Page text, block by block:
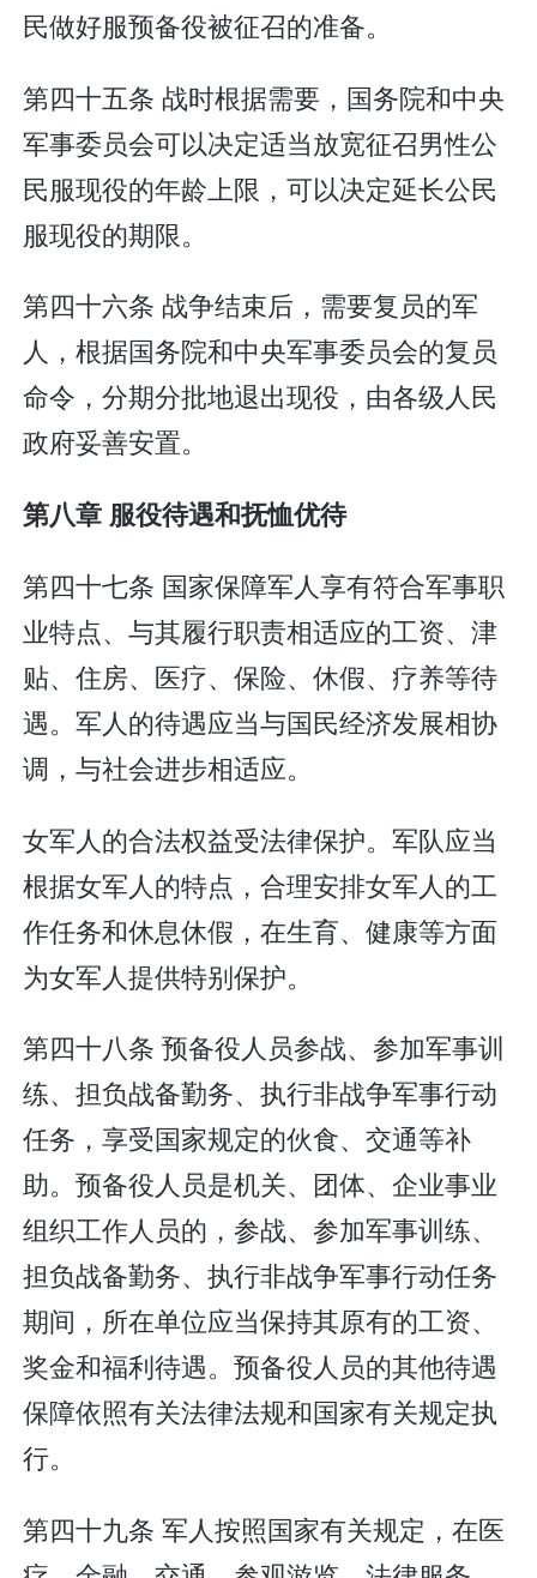
民做好服预备役被征召的准备。
第四十五条 战时根据需要，国务院和中央
军事委员会可以决定适当放宽征召男性公
民服现役的年龄上限，可以决定延长公民
服现役的期限。
第四十六条 战争结束后，需要复员的军
人，根据国务院和中央军事委员会的复员
命令，分期分批地退出现役，由各级人民
政府妥善安置。
第八章 服役待遇和抚恤优待
第四十七条 国家保障军人享有符合军事职
业特点、与其履行职责相适应的工资、津
贴、住房、医疗、保险、休假、疗养等待
遇。军人的待遇应当与国民经济发展相协
调，与社会进步相适应。
女军人的合法权益受法律保护。军队应当
根据女军人的特点，合理安排女军人的工
作任务和休息休假，在生育、健康等方面
为女军人提供特别保护。
第四十八条 预备役人员参战、参加军事训
练、担负战备勤务、执行非战争军事行动
任务，享受国家规定的伙食、交通等补
助。预备役人员是机关、团体、企业事业
组织工作人员的，参战、参加军事训练、
担负战备勤务、执行非战争军事行动任务
期间，所在单位应当保持其原有的工资、
奖金和福利待遇。预备役人员的其他待遇
保障依照有关法律法规和国家有关规定执
行。
第四十九条 军人按照国家有关规定，在医